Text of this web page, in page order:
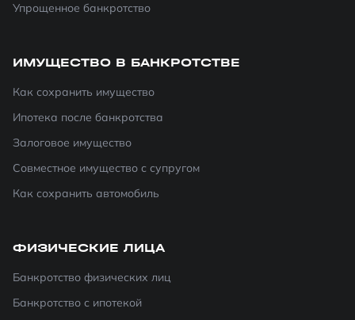
Упрощенное банкротство
ИМУЩЕСТВО В БАНКРОТСТВЕ
Как сохранить имущество
Ипотека после банкротства
Залоговое имущество
Совместное имущество с супругом
Как сохранить автомобиль
ФИЗИЧЕСКИЕ ЛИЦА
Банкротство физических лиц
Банкротство с ипотекой